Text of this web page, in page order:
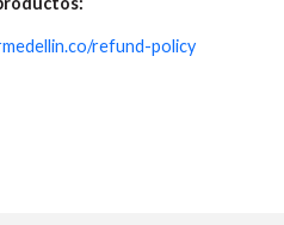
refund-policy